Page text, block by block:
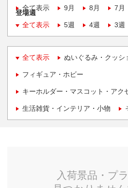
全て表示
9月 8月 7月
登場週
全て表示
5週 4週 3週
全て表示 ぬいぐるみ・クッシ
フィギュア・ホビー
キーホルダー・マスコット・アク
生活雑貨・インテリア・小物